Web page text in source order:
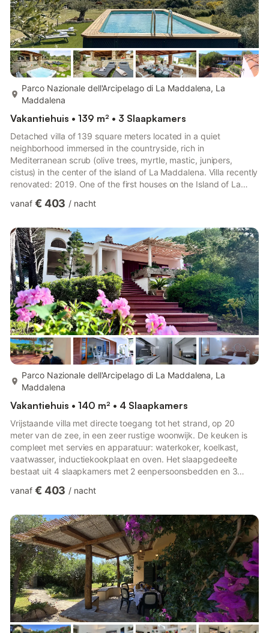
meer...
Parco Nazionale dell'Arcipelago di La Maddalena, La
Maddalena
Vakantiehuis • 139 m² • 3 Slaapkamers
Detached villa of 139 square meters located in a quiet
neighborhood immersed in the countryside, rich in
Mediterranean scrub (olive trees, myrtle, mastic, junipers,
cistus) in the center of the island of La Maddalena. Villa recently
renovated: 2019. One of the first houses on the Island of La
Porto Massimo, Bassa Trinita, Monte d'Arena). 5.6 km from the
Caprera at 6.00 km with its mountains and beaches . Consisting
of the MAIN HOUSE: Living room, fully equipped open kit...
vanaf € 403 / nacht
meer...
Parco Nazionale dell'Arcipelago di La Maddalena, La
Maddalena
Vakantiehuis • 140 m² • 4 Slaapkamers
Vrijstaande villa met directe toegang tot het strand, op 20
meter van de zee, in een zeer rustige woonwijk. De keuken is
compleet met servies en apparatuur: waterkoker, koelkast,
vaatwasser, inductiekookplaat en oven. Het slaapgedeelte
bestaat uit 4 slaapkamers met 2 eenpersoonsbedden en 3
rokers en is voorzien van stereo, wifi, televisie, wasmachine,
uitgerust met een haardroger, strijkijzer en strijkplank,
handdoeken en beddengoed voor de gehele duur van uw
verblijf. ...
vanaf € 403 / nacht